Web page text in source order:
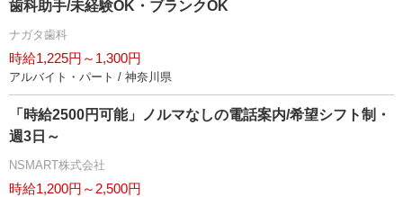
歯科助手/未経験OK・ブランクOK
ナガタ歯科
時給1,225円～1,300円
アルバイト・パート / 神奈川県
「時給2500円可能」ノルマなしの電話案内/希望シフト制・
週3日～
NSMART株式会社
時給1,200円～2,500円